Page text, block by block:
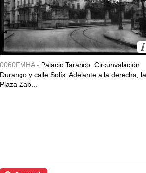
0060FMHA - Palacio Taranco. Circunvalación
Durango y calle Solís. Adelante a la derecha, la
Plaza Zab...